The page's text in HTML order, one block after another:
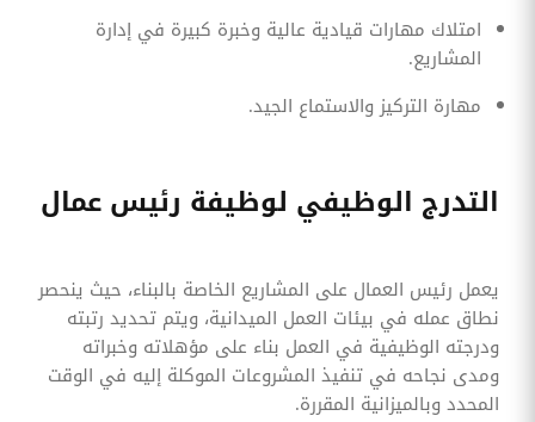
امتلاك مهارات قيادية عالية وخبرة كبيرة في إدارة
المشاريع.
مهارة التركيز والاستماع الجيد.
التدرج الوظيفي لوظيفة رئيس عمال
يعمل رئيس العمال على المشاريع الخاصة بالبناء، حيث ينحصر
نطاق عمله في بيئات العمل الميدانية، ويتم تحديد رتبته
ودرجته الوظيفية في العمل بناء على مؤهلاته وخبراته
ومدى نجاحه في تنفيذ المشروعات الموكلة إليه في الوقت
المحدد وبالميزانية المقررة.